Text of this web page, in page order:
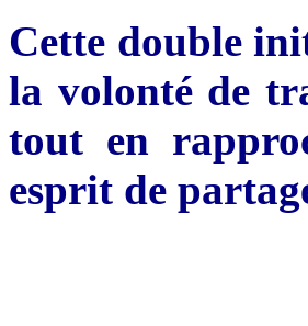
Cette double
la volonté de
tout en
esprit de